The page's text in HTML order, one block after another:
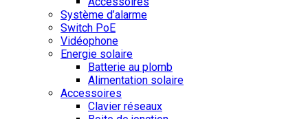
Système d’alarme
Switch PoE
Vidéophone
Energie solaire
Batterie au plomb
Alimentation solaire
Accessoires
Clavier réseaux